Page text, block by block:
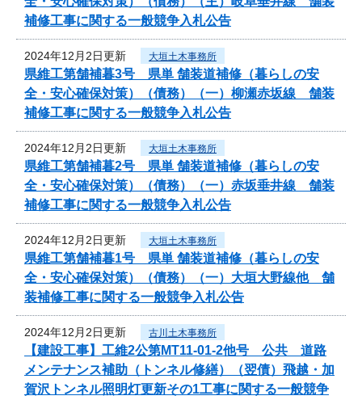
補修工事に関する一般競争入札公告
2024年12月2日更新 大垣土木事務所
県維工第舗補暮3号 県単 舗装道補修（暮らしの安
全・安心確保対策）（債務）（一）柳瀬赤坂線 舗装
補修工事に関する一般競争入札公告
2024年12月2日更新 大垣土木事務所
県維工第舗補暮2号 県単 舗装道補修（暮らしの安
全・安心確保対策）（債務）（一）赤坂垂井線 舗装
補修工事に関する一般競争入札公告
2024年12月2日更新 大垣土木事務所
県維工第舗補暮1号 県単 舗装道補修（暮らしの安
全・安心確保対策）（債務）（一）大垣大野線他 舗
装補修工事に関する一般競争入札公告
2024年12月2日更新 古川土木事務所
【建設工事】工維2公第MT11-01-2他号 公共 道路
メンテナンス補助（トンネル修繕）（翌債）飛越・加
賀沢トンネル照明灯更新その1工事に関する一般競争